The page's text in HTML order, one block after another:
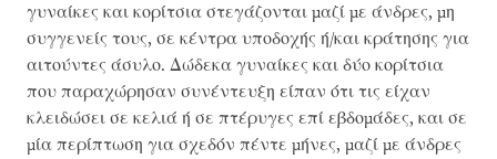
γυναίκες και κορίτσια στεγάζονται μαζί με άνδρες, μη
συγγενείς τους, σε κέντρα υποδοχής ή/και κράτησης για
αιτούντες άσυλο. Δώδεκα γυναίκες και δύο κορίτσια
που παραχώρησαν συνέντευξη είπαν ότι τις είχαν
κλειδώσει σε κελιά ή σε πτέρυγες επί εβδομάδες, και σε
μία περίπτωση για σχεδόν πέντε μήνες, μαζί με άνδρες